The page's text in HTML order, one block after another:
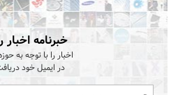
خبرنامه
اخبار را با توجه به
در ایمیل خود